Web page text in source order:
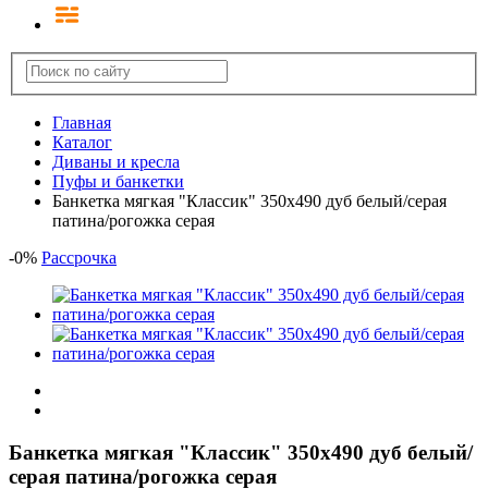
Главная
Каталог
Диваны и кресла
Пуфы и банкетки
Банкетка мягкая "Классик" 350х490 дуб белый/серая
патина/рогожка серая
-0% Рассрочка
Банкетка мягкая "Классик" 350х490 дуб белый/
серая патина/рогожка серая